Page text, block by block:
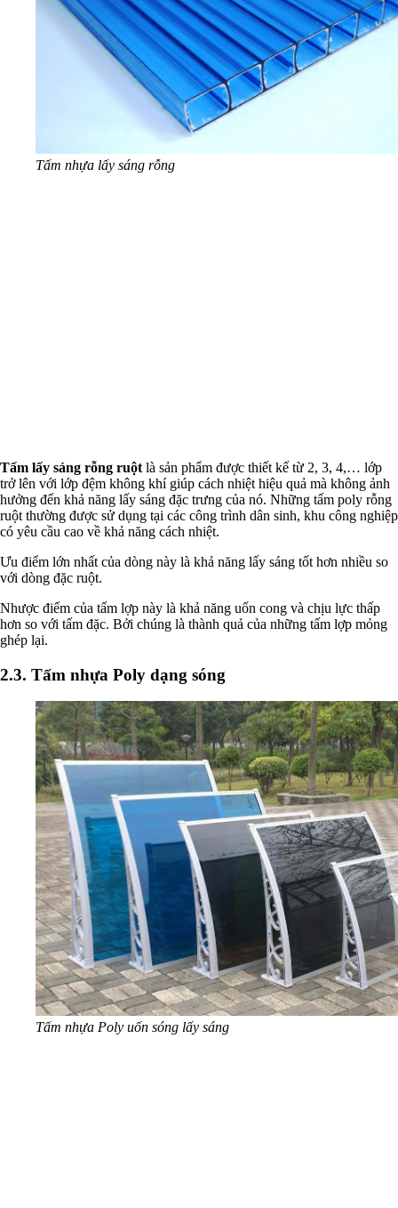
Tấm nhựa lấy sáng rỗng
Tấm lấy sáng rỗng ruột là sản phẩm được thiết kế từ 2, 3, 4,… lớp
trở lên với lớp đệm không khí giúp cách nhiệt hiệu quả mà không ảnh
hưởng đến khả năng lấy sáng đặc trưng của nó. Những tấm poly rỗng
ruột thường được sử dụng tại các công trình dân sinh, khu công nghiệp
có yêu cầu cao về khả năng cách nhiệt.
Ưu điểm lớn nhất của dòng này là khả năng lấy sáng tốt hơn nhiều so
với dòng đặc ruột.
Nhược điểm của tấm lợp này là khả năng uốn cong và chịu lực thấp
hơn so với tấm đặc. Bởi chúng là thành quả của những tấm lợp mỏng
ghép lại.
2.3. Tấm nhựa Poly dạng sóng
Tấm nhựa Poly uốn sóng lấy sáng